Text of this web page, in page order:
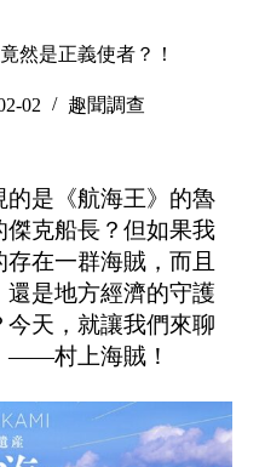
然是正義使者？！
02 趣聞調查
是《航海王》的魯
克船長？但如果我
在一群海賊，而且
是地方經濟的守護
天，就讓我們來聊
——村上海賊！